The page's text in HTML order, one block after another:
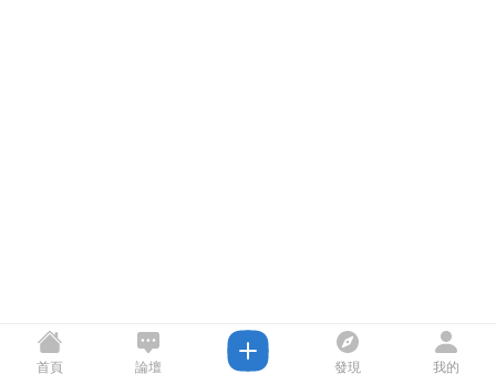
首頁 論壇 發現 我的